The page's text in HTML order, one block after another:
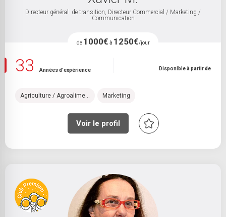
Directeur général de transition, Directeur Commercial / Marketing /
Communication
de 1000€ à 1250€/jour
33 Années d'expérience Disponible à partir de
Agriculture / Agroalime... Marketing
Voir le profil